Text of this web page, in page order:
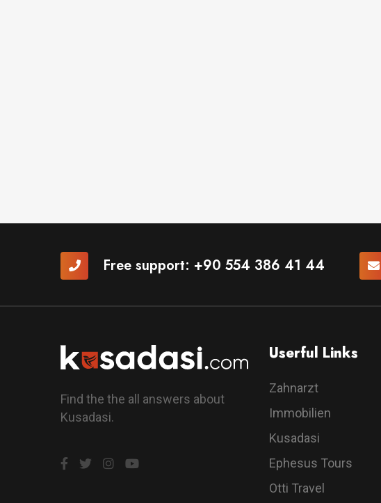
Free support: +90 554 386 41 44
Find the the all answers about
Kusadasi.
Userful Links
Zahnarzt
Immobilien
Kusadasi
Ephesus Tours
Otti Travel